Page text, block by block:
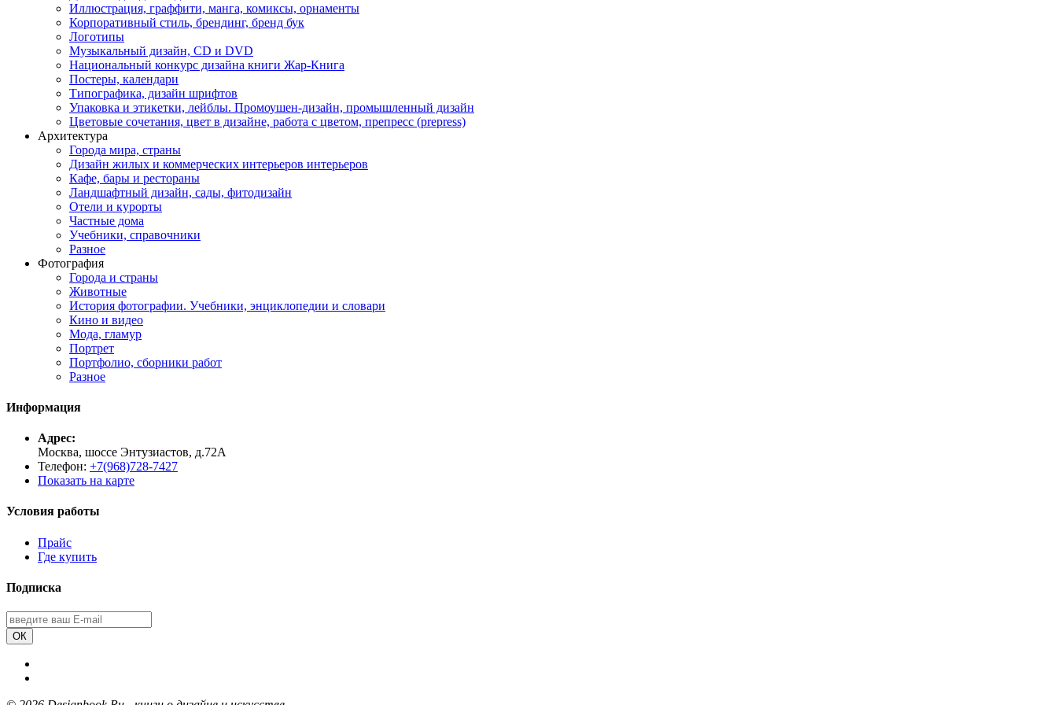
Иллюстрация, граффити, манга, комиксы, орнаменты
Корпоративный стиль, брендинг, бренд бук
Логотипы
Музыкальный дизайн, СD и DVD
Национальный конкурс дизайна книги Жар-Книга
Постеры, календари
Типографика, дизайн шрифтов
Упаковка и этикетки, лейблы. Промоушен-дизайн, промышленный дизайн
Цветовые сочетания, цвет в дизайне, работа с цветом, препресс (prepress)
Архитектура
Города мира, страны
Дизайн жилых и коммерческих интерьеров интерьеров
Кафе, бары и рестораны
Ландшафтный дизайн, сады, фитодизайн
Отели и курорты
Частные дома
Учебники, справочники
Разное
Фотография
Города и страны
Животные
История фотографии. Учебники, энциклопедии и словари
Кино и видео
Мода, гламур
Портрет
Портфолио, сборники работ
Разное
Информация
Адрес:
Москва, шоссе Энтузиастов, д.72А
Телефон: +7(968)728-7427
Показать на карте
Условия работы
Прайс
Где купить
Подписка
ОК